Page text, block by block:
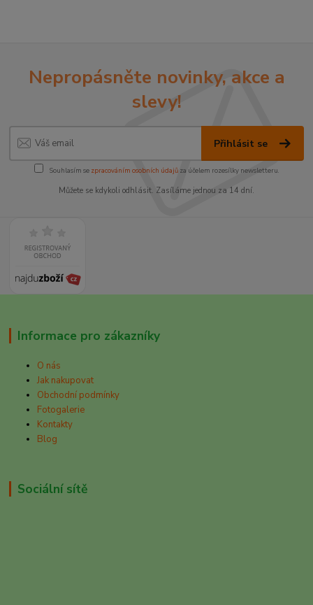
Nepropásněte novinky, akce a
slevy!
Přihlásit se
Souhlasím se zpracováním osobních údajůza účelem rozesílky newsletteru.
Můžete se kdykoli odhlásit. Zasíláme jednou za 14 dní.
Informace pro zákazníky
O nás
Jak nakupovat
Obchodní podmínky
Fotogalerie
Kontakty
Blog
Sociální sítě